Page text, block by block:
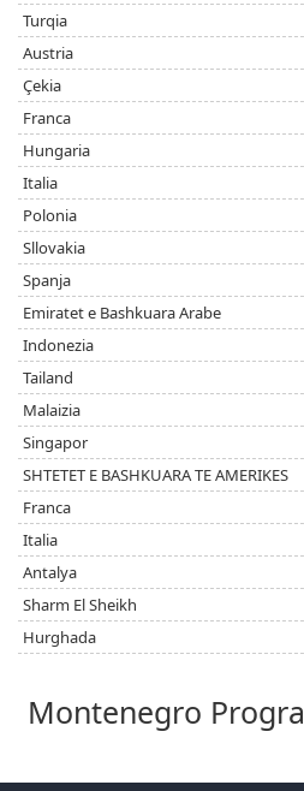
Turqia
Austria
Çekia
Franca
Hungaria
Italia
Polonia
Sllovakia
Spanja
Emiratet e Bashkuara Arabe
Indonezia
Tailand
Malaizia
Singapor
SHTETET E BASHKUARA TE AMERIKES
Franca
Italia
Antalya
Sharm El Sheikh
Hurghada
Montenegro